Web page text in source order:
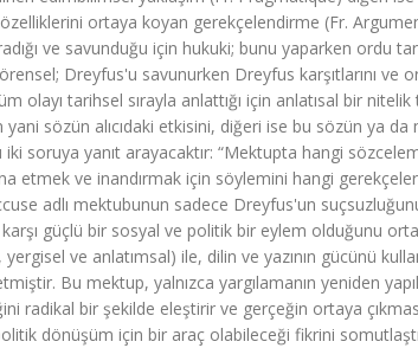
ortaya koyan gerekçelendirme (Fr.
ve savunduğu için hukuki; bunu yaparken ordu
Dreyfus'u savunurken Dreyfus karşıtlarını ve
olayı tarihsel sırayla anlattığı için anlatısal bir
sözün alıcıdaki etkisini, diğeri ise bu sözün ya da
soruya yanıt arayacaktır: “Mektupta hangi
ikna etmek ve inandırmak için söylemini hangi
adlı mektubunun sadece Dreyfus'un
güçlü bir sosyal ve politik bir eylem olduğunu
ve anlatımsal) ile, dilin ve yazının gücünü
Bu mektup, yalnızca yargılamanın yeniden
radikal bir şekilde eleştirir ve gerçeğin ortaya
dönüşüm için bir araç olabileceği fikrini